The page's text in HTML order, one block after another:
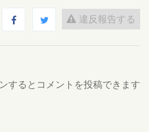
違反報告する
するとコメントを投稿できます